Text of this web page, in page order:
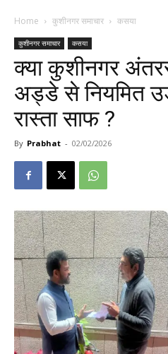
Home कुशीनगर समाचार कसया
कुशीनगर समाचार कसया
क्या कुशीनगर
अड्डे से नियमित
रास्ता साफ ?
By Prabhat - 02/02/2026